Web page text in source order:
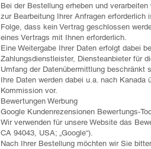
Bei der Bestellung erheben und
zur Bearbeitung Ihrer Anfragen
Folge, dass kein Vertrag geschlossen
eines Vertrags mit Ihnen erforderlich.
Eine Weitergabe Ihrer Daten erfolgt dabei
Zahlungsdienstleister, Diensteanbieter für
Umfang der Datenübermittlung beschränkt
Ihre Daten werden dabei u.a. nach
Kommission vor.
Bewertungen Werbung
Google Kundenrezensionen Bewertungs-
Wir verwenden für unsere Website das
CA 94043, USA; „Google“).
Nach Ihrer Bestellung möchten wir Sie